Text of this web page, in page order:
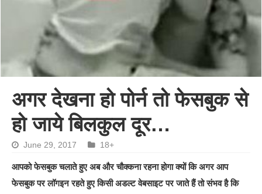
अगर देखना हो पोर्न तो फेसबुक से
हो जाये बिलकुल दूर…
June 29, 2017 18+
आपको फेसबुक चलाते हुए अब और चौक्कना रहना होगा क्यों कि अगर आप
फेसबुक पर लॉगइन रहते हुए किसी अडल्ट वेबसाइट पर जाते हैं तो संभव है कि